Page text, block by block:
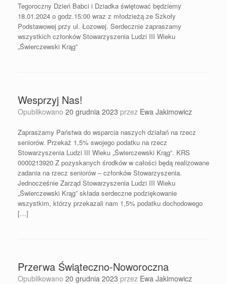
Tegoroczny Dzień Babci i Dziadka świętować będziemy
18.01.2024 o godz.15:00 wraz z młodzieżą ze Szkoły
Podstawowej przy ul. Łozowej. Serdecznie zapraszamy
wszystkich członków Stowarzyszenia Ludzi III Wieku
„Świerczewski Krąg”
Wesprzyj Nas!
Opublikowano 20 grudnia 2023 przez Ewa Jakimowicz
Zapraszamy Państwa do wsparcia naszych działań na rzecz
seniorów. Przekaż 1,5% swojego podatku na rzecz
Stowarzyszenia Ludzi III Wieku „Świerczewski Krąg”. KRS
0000213920 Z pozyskanych środków w całości będą realizowane
zadania na rzecz seniorów – członków Stowarzyszenia.
Jednocześnie Zarząd Stowarzyszenia Ludzi III Wieku
„Świerczewski Krąg” składa serdeczne podziękowanie
wszystkim, którzy przekazali nam 1,5% podatku dochodowego
[…]
Przerwa Świąteczno-Noworoczna
Opublikowano 20 grudnia 2023 przez Ewa Jakimowicz